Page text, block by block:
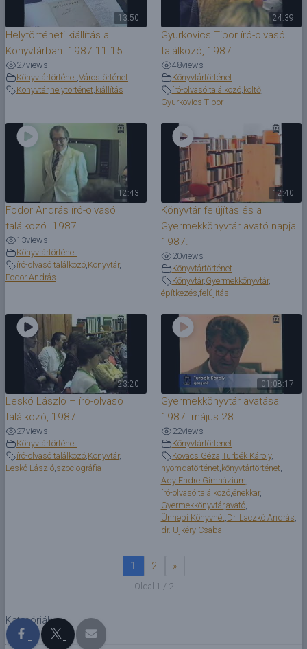
13:50
Helytörténeti kiállítás a
Könyvtárban. 1987.11.15.
27views
Könyvtártörténet,Várostörténet
Könyvtár,helytörténet,kiállítás
24:39
Gyurkovics Tibor író-olvasó
találkozó, 1987
48views
Könyvtártörténet
író-olvasó találkozó,költő,
Gyurkovics Tibor
12:43
Fodor András író-olvasó
találkozó. 1987
13views
Könyvtártörténet
író-olvasó találkozó Könyvtár,
Fodor András
12:40
Könyvtár felújítás és a
Gyermekkönyvtár avató napja
1987.
20views
Könyvtártörténet
Könyvtár, Gyermekkönyvtár,
építkezés felújítás
23:20
Leskó László – író-olvasó
találkozó, 1987
27views
Könyvtártörténet
író-olvasó találkozó Könyvtár,
Leskó László szociográfia
01:08:17
Gyermekkönyvtár avatása
1987. május 28.
22views
Könyvtártörténet
Kovács Géza Turbék Károly,
nyomdatörténet könyvtártörténet
Ady Endre Gimnázium
író-olvasó találkozó, énekkar,
Gyermekkönyvtár,avató,
Ünnepi Könyvhét Dr. Laczkó András
dr. Ujkéry Csaba
1 2 »
Oldal 1 / 2
Kategóriák: